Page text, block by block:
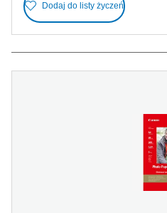
Dodaj do listy życzeń